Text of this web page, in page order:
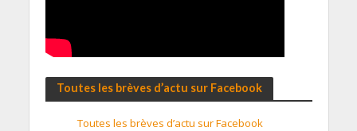
Toutes les brèves d’actu sur Facebook
Toutes les brèves d’actu sur Facebook